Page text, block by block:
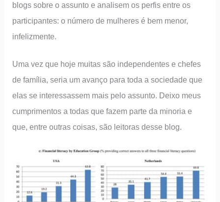
blogs sobre o assunto e analisem os perfis entre os
participantes: o número de mulheres é bem menor,
infelizmente.
Uma vez que hoje muitas são independentes e chefes
de família, seria um avanço para toda a sociedade que
elas se interessassem mais pelo assunto. Deixo meus
cumprimentos a todas que fazem parte da minoria e
que, entre outras coisas, são leitoras desse blog.